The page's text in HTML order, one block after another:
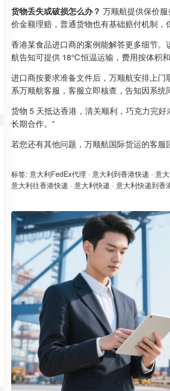
货物丢失或破损怎么办？ 万顺航提供保价
价金额理赔，普通货物也有基础赔付机制，
香港某食品进口商的案例能解答更多细节。
航告知可提供 18℃恒温运输，费用按体积
进口商按要求准备文件后，万顺航安排上
系万顺航客服，客服立即核查，告知因系统
货物 5 天抵达香港，清关顺利，巧克力完
长期合作。”
若您还有其他问题，万顺航国际货运的客服
标签: 意大利FedEx代理 · 意大利到香港快递 · 意
意大利往香港快递 · 意大利快递 · 意大利快递到香